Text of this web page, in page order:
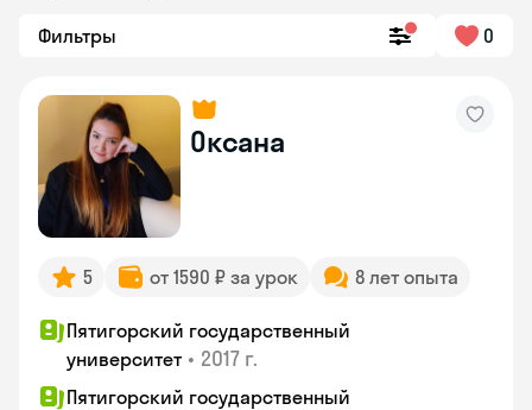
Фильтры 0
Оксана
5 от 1590 ₽ за урок 8 лет опыта
Пятигорский государственный
университет • 2017 г.
Пятигорский государственный